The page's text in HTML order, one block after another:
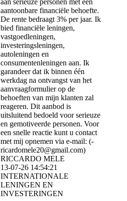
aan serieuze personen met een
aantoonbare financiële behoefte.
De rente bedraagt ​​3% per jaar. Ik
bied financiële leningen,
vastgoedleningen,
investeringsleningen,
autoleningen en
consumentenleningen aan. Ik
garandeer dat ik binnen één
werkdag na ontvangst van het
aanvraagformulier op de
behoeften van mijn klanten zal
reageren. Dit aanbod is
uitsluitend bedoeld voor serieuze
en gemotiveerde personen. Voor
een snelle reactie kunt u contact
met mij opnemen via e-mail: (­
ricardomele20@­gmail.­com)­
RICCARDO MELE
13-07-26 14:54:21
INTERNATIONALE
LENINGEN EN
INVESTERINGEN